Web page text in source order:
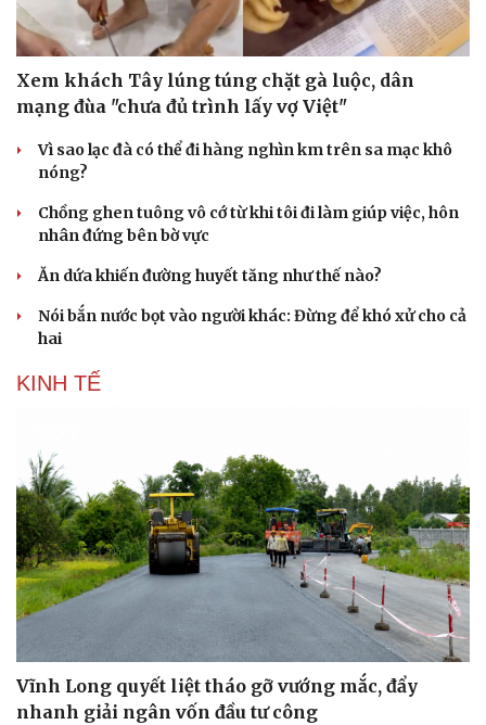
Xem khách Tây lúng túng chặt gà luộc, dân
mạng đùa "chưa đủ trình lấy vợ Việt"
Vì sao lạc đà có thể đi hàng nghìn km trên sa mạc khô
nóng?
Chồng ghen tuông vô cớ từ khi tôi đi làm giúp việc, hôn
nhân đứng bên bờ vực
Ăn dứa khiến đường huyết tăng như thế nào?
Nói bắn nước bọt vào người khác: Đừng để khó xử cho cả
hai
KINH TẾ
Vĩnh Long quyết liệt tháo gỡ vướng mắc, đẩy
nhanh giải ngân vốn đầu tư công